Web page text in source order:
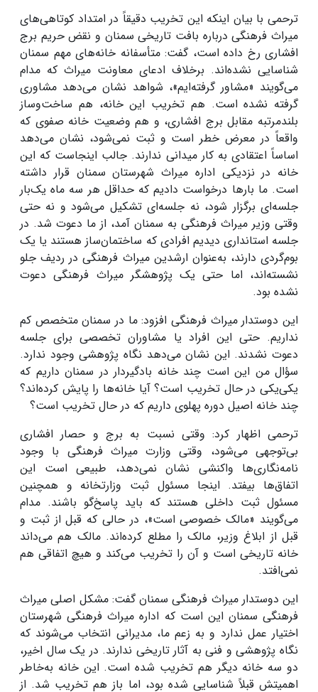
ترحمی با بیان اینکه این تخریب دقیقاً در امتداد کوتاهی‌های
میراث فرهنگی درباره بافت تاریخی سمنان و نقض حریم برج
افشاری رخ داده است، گفت: متأسفانه خانه‌های مهم سمنان
شناسایی نشده‌اند. برخلاف ادعای معاونت میراث که مدام
می‌گویند «مشاور گرفته‌ایم»، شواهد نشان می‌دهد مشاوری
گرفته نشده است. هم تخریب این خانه، هم ساخت‌وساز
بلندمرتبه مقابل برج افشاری، و هم وضعیت خانه صفوی که
واقعاً در معرض خطر است و ثبت نمی‌شود، نشان می‌دهد
اساساً اعتقادی به کار میدانی ندارند. جالب اینجاست که این
خانه در نزدیکی اداره میراث شهرستان سمنان قرار داشته
است. ما بارها درخواست دادیم که حداقل هر سه ماه یک‌بار
جلسه‌ای برگزار شود، نه جلسه‌ای تشکیل می‌شود و نه حتی
وقتی وزیر میراث فرهنگی به سمنان آمد، از ما دعوت شد. در
جلسه استانداری دیدیم افرادی که ساختمان‌ساز هستند یا یک
بوم‌گردی دارند، به‌عنوان ارشدین میراث فرهنگی در ردیف جلو
نشسته‌اند، اما حتی یک پژوهشگر میراث فرهنگی دعوت
نشده بود.
این دوستدار میراث فرهنگی افزود: ما در سمنان متخصص کم
نداریم. حتی این افراد یا مشاوران تخصصی برای جلسه
دعوت نشدند. این نشان می‌دهد نگاه پژوهشی وجود ندارد.
سؤال من این است چند خانه بادگیردار در سمنان داریم که
یکی‌یکی در حال تخریب است؟ آیا خانه‌ها را پایش کرده‌اند؟
چند خانه اصیل دوره پهلوی داریم که در حال تخریب است؟
ترحمی اظهار کرد: وقتی نسبت به برج و حصار افشاری
بی‌توجهی می‌شود، وقتی وزارت میراث فرهنگی با وجود
نامه‌نگاری‌ها واکنشی نشان نمی‌دهد، طبیعی است این
اتفاق‌ها بیفتد. اینجا مسئول ثبت وزارتخانه و همچنین
مسئول ثبت داخلی هستند که باید پاسخ‌گو باشند. مدام
می‌گویند «مالک خصوصی است»، در حالی که قبل از ثبت و
قبل از ابلاغ وزیر، مالک را مطلع کرده‌اند. مالک هم می‌داند
خانه تاریخی است و آن را تخریب می‌کند و هیچ اتفاقی هم
نمی‌افتد.
این دوستدار میراث فرهنگی سمنان گفت: مشکل اصلی میراث
فرهنگی سمنان این است که اداره میراث فرهنگی شهرستان
اختیار عمل ندارد و به زعم ما، مدیرانی انتخاب می‌شوند که
نگاه پژوهشی و فنی به آثار تاریخی ندارند. در یک سال اخیر،
دو سه خانه دیگر هم تخریب شده است. این خانه به‌خاطر
اهمیتش قبلاً شناسایی شده بود، اما باز هم تخریب شد. از